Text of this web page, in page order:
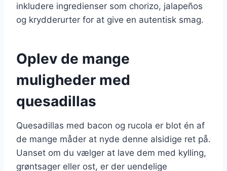
inkludere ingredienser som chorizo, jalapeños
og krydderurter for at give en autentisk smag.
Oplev de mange
muligheder med
quesadillas
Quesadillas med bacon og rucola er blot én af
de mange måder at nyde denne alsidige ret på.
Uanset om du vælger at lave dem med kylling,
grøntsager eller ost, er der uendelige